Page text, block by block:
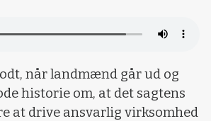
når landmænd går ud og
historie om, at det sagtens
at drive ansvarlig virksomhed